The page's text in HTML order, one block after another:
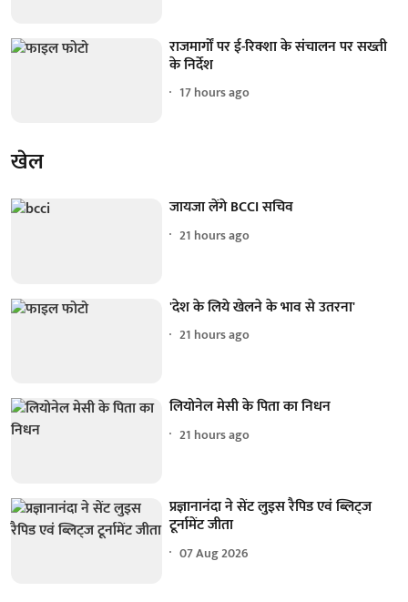
राजमार्गों पर ई-रिक्शा के संचालन पर सख्ती
के निर्देश
17 hours ago
खेल
जायजा लेंगे BCCI सचिव
21 hours ago
'देश के लिये खेलने के भाव से उतरना'
21 hours ago
लियोनेल मेसी के पिता का निधन
21 hours ago
प्रज्ञानानंदा ने सेंट लुइस रैपिड एवं ब्लिट्ज
टूर्नामेंट जीता
07 Aug 2026